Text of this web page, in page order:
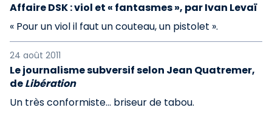
Affaire DSK : viol et « fantasmes », par Ivan Levaï
« Pour un viol il faut un couteau, un pistolet ».
24 août 2011
Le journalisme subversif selon Jean Quatremer,
deLibération
Un très conformiste… briseur de tabou.